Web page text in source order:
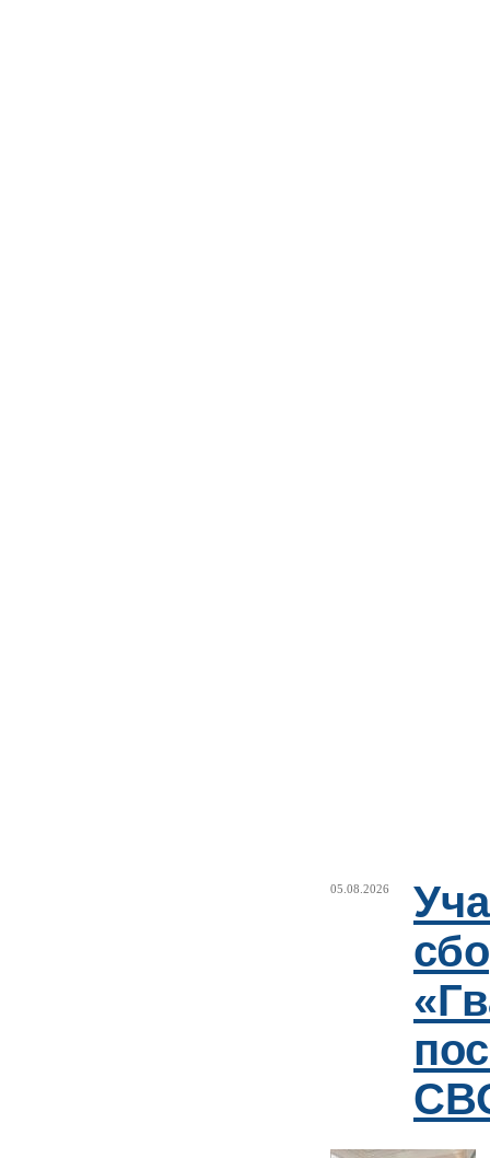
05.08.2026